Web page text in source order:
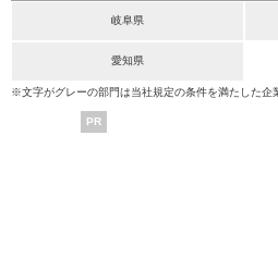
岐阜県
愛知県
※文字がグレーの部門は当社規定の条件を満たした企
PR